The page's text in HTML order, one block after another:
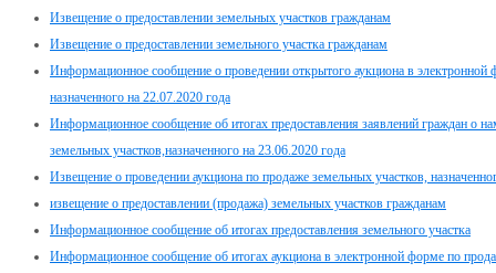
Извещение о предоставлении земельных участков гражданам
Извещение о предоставлении земельного участка гражданам
Информационное сообщение о проведении открытого аукциона в
назначенного на 22.07.2020 года
Информационное сообщение об итогах предоставления заявлений граждан о
земельных участков,назначенного на 23.06.2020 года
Извещение о проведении аукциона по продаже земельных участков,
извещение о предоставлении (продажа) земельных участков гражданам
Информационное сообщение об итогах предоставления земельного участка
Информационное сообщение об итогах аукциона в электронной форме по